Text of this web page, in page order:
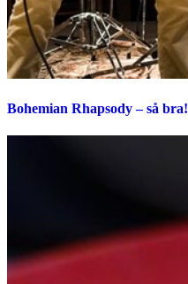
Bohemian Rhapsody – så bra!